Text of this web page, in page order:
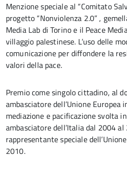
Menzione speciale al “Comitato
progetto “Nonviolenza 2.0” ,
Media Lab di Torino e il Peace
villaggio palestinese. L’uso delle
comunicazione per diffondere la
valori della pace.
Premio come singolo cittadino, al
ambasciatore dell’Unione Europea
mediazione e pacificazione svolta
ambasciatore dell’Italia dal 2004
rappresentante speciale
2010.